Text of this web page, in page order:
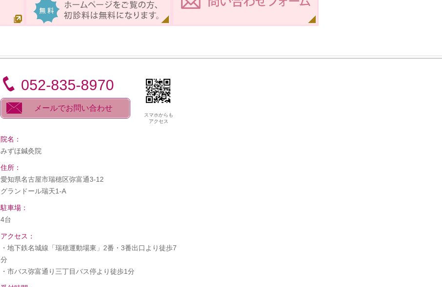
052-835-8970
メールでお問い合わせ
スマホからも
アクセス
院名：
みずほ鍼灸院
住所：
愛知県名古屋市瑞穂区弥富通3-12
グランドール瑞天1-A
駐車場：
4台
アクセス：
・地下鉄名城線「瑞穂運動場東」2番・3番出口より徒歩7
分
・市バス弥富通り三丁目バス停より徒歩1分